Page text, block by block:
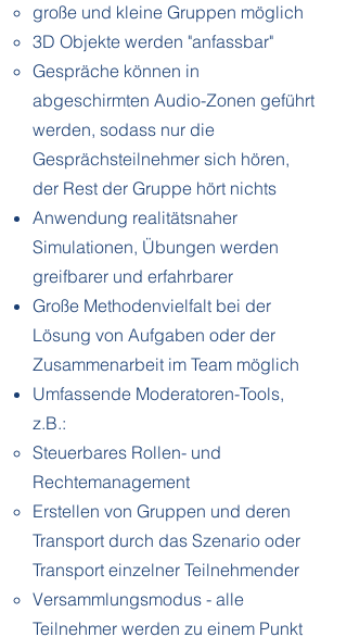
große und kleine Gruppen möglich
3D Objekte werden "anfassbar"
Gespräche können in
abgeschirmten Audio-Zonen geführt
werden, sodass nur die
Gesprächsteilnehmer sich hören,
der Rest der Gruppe hört nichts
Anwendung realitätsnaher
Simulationen, Übungen werden
greifbarer und erfahrbarer
Große Methodenvielfalt bei der
Lösung von Aufgaben oder der
Zusammenarbeit im Team möglich
Umfassende Moderatoren-Tools,
z.B.:
Steuerbares Rollen- und
Rechtemanagement
Erstellen von Gruppen und deren
Transport durch das Szenario oder
Transport einzelner Teilnehmender
Versammlungsmodus - alle
Teilnehmer werden zu einem Punkt